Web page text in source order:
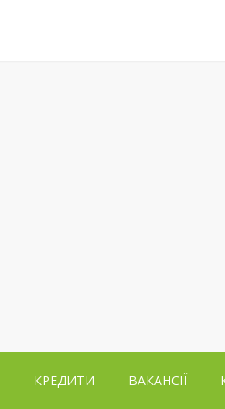
КРЕДИТИ ВАКАНСІЇ